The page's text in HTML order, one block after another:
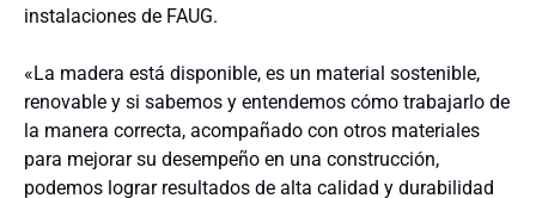
instalaciones de FAUG.
«La madera está disponible, es un material sostenible,
renovable y si sabemos y entendemos cómo trabajarlo de
la manera correcta, acompañado con otros materiales
para mejorar su desempeño en una construcción,
podemos lograr resultados de alta calidad y durabilidad